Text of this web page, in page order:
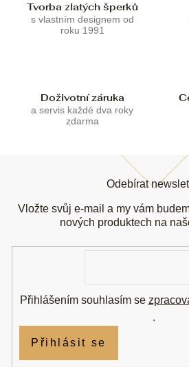
Tvorba zlatých šperků
s vlastním designem od
roku 1991
Doživotní záruka
a servis každé dva roky
zdarma
Odebírat
Vložte svůj e-mail a my vám
nových produktech na
Přihlášením souhlasím se
.
Přihlásit se